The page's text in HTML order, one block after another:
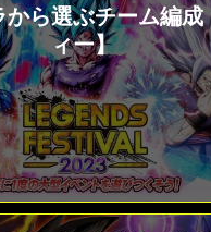
ィー】